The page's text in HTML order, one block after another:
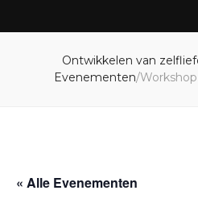
Ontwikkelen van
Evenementen/
« Alle Evenementen